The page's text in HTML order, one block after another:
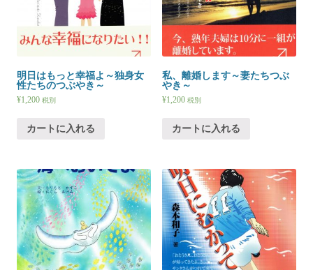
明日はもっと幸福よ～独身女
性たちのつぶやき～
¥1,200 税別
カートに入れる
私、離婚します～妻たちつぶ
やき～
¥1,200 税別
カートに入れる